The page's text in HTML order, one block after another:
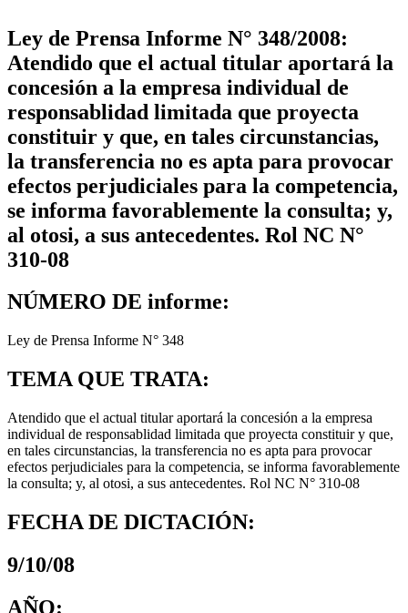
Ley de Prensa Informe N° 348/2008:
Atendido que el actual titular aportará la
concesión a la empresa individual de
responsablidad limitada que proyecta
constituir y que, en tales circunstancias,
la transferencia no es apta para provocar
efectos perjudiciales para la competencia,
se informa favorablemente la consulta; y,
al otosi, a sus antecedentes. Rol NC N°
310-08
NÚMERO DE informe:
Ley de Prensa Informe N° 348
TEMA QUE TRATA:
Atendido que el actual titular aportará la concesión a la empresa
individual de responsablidad limitada que proyecta constituir y que,
en tales circunstancias, la transferencia no es apta para provocar
efectos perjudiciales para la competencia, se informa favorablemente
la consulta; y, al otosi, a sus antecedentes. Rol NC N° 310-08
FECHA DE DICTACIÓN:
9/10/08
AÑO: